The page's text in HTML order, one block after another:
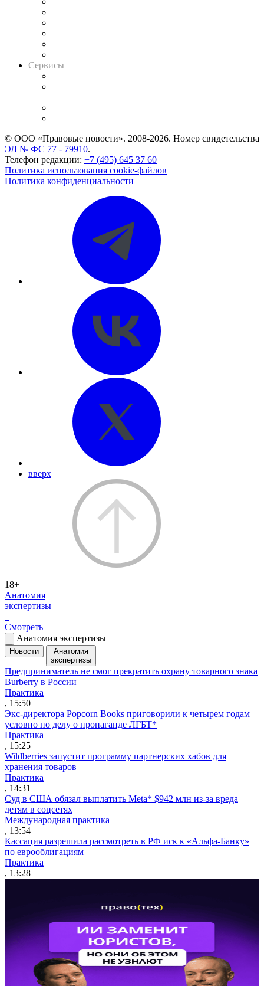
Сервисы
© ООО «Правовые новости». 2008-2026. Номер свидетельства
ЭЛ № ФС 77 - 79910.
Телефон редакции: +7 (495) 645 37 60
Политика использования cookie-файлов
Политика конфиденциальности
вверх
18+
Анатомия
экспертизы
Смотреть
Анатомия экспертизы
Новости
Анатомия
экспертизы
Предприниматель не смог прекратить охрану товарного знака
Burberry в России
Практика
, 15:50
Экс-директора Popcorn Books приговорили к четырем годам
условно по делу о пропаганде ЛГБТ*
Практика
, 15:25
Wildberries запустит программу партнерских хабов для
хранения товаров
Практика
, 14:31
Суд в США обязал выплатить Meta* $942 млн из-за вреда
детям в соцсетях
Международная практика
, 13:54
Кассация разрешила рассмотреть в РФ иск к «Альфа-Банку»
по еврооблигациям
Практика
, 13:28